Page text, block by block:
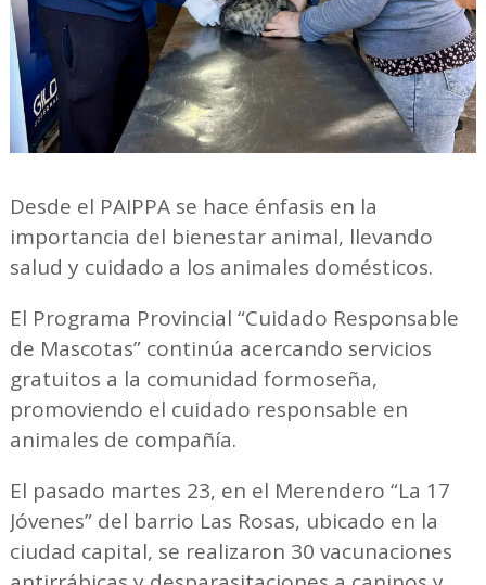
Desde el PAIPPA se hace énfasis en la
importancia del bienestar animal, llevando
salud y cuidado a los animales domésticos.
El Programa Provincial “Cuidado Responsable
de Mascotas” continúa acercando servicios
gratuitos a la comunidad formoseña,
promoviendo el cuidado responsable en
animales de compañía.
El pasado martes 23, en el Merendero “La 17
Jóvenes” del barrio Las Rosas, ubicado en la
ciudad capital, se realizaron 30 vacunaciones